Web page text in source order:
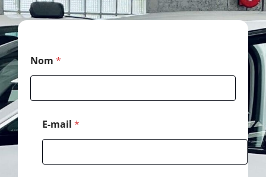
Nom *
E-mail *
N
o
P
o
s
t
a
l
N